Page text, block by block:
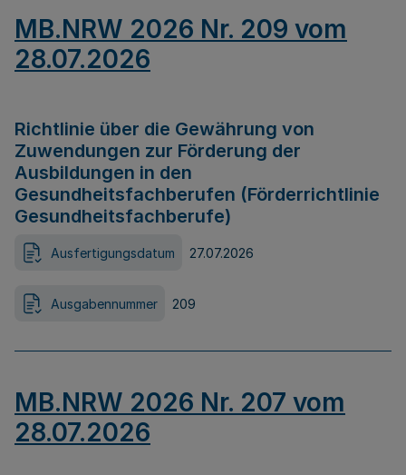
MB.NRW 2026 Nr. 209 vom
28.07.2026
Richtlinie über die Gewährung von
Zuwendungen zur Förderung der
Ausbildungen in den
Gesundheitsfachberufen (Förderrichtlinie
Gesundheitsfachberufe)
Ausfertigungsdatum 27.07.2026
Ausgabennummer 209
MB.NRW 2026 Nr. 207 vom
28.07.2026